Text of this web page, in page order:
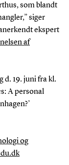
som blandt
siger
ekspert
af
d. 19. juni fra kl.
A personal
og